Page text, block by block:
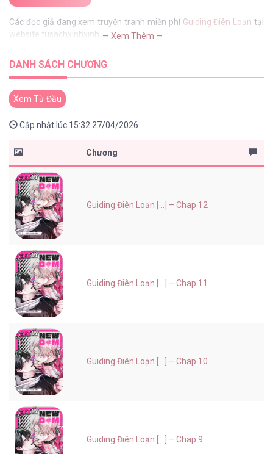
Các đọc giả đang xem truyện tranh miễn phí Guiding Điên Loạn tại
website tusachxinhxinh — Xem Thêm —
DANH SÁCH CHƯƠNG
Xem Từ Đầu
Cập nhật lúc 15:32 27/04/2026.
Chương
Guiding Điên Loạn [...] – Chap 12
Guiding Điên Loạn [...] – Chap 11
Guiding Điên Loạn [...] – Chap 10
Guiding Điên Loạn [...] – Chap 9